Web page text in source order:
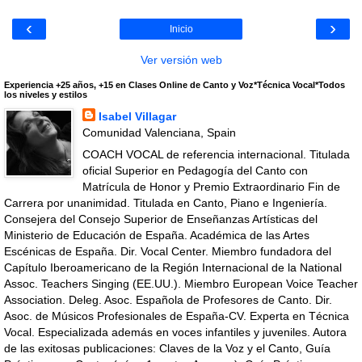
‹ ›
Inicio
Ver versión web
Experiencia +25 años, +15 en Clases Online de Canto y Voz*Técnica Vocal*Todos
los niveles y estilos
Isabel Villagar
Comunidad Valenciana, Spain
COACH VOCAL de referencia internacional. Titulada
oficial Superior en Pedagogía del Canto con
Matrícula de Honor y Premio Extraordinario Fin de
Carrera por unanimidad. Titulada en Canto, Piano e Ingeniería.
Consejera del Consejo Superior de Enseñanzas Artísticas del
Ministerio de Educación de España. Académica de las Artes
Escénicas de España. Dir. Vocal Center. Miembro fundadora del
Capítulo Iberoamericano de la Región Internacional de la National
Assoc. Teachers Singing (EE.UU.). Miembro European Voice Teacher
Association. Deleg. Asoc. Española de Profesores de Canto. Dir.
Asoc. de Músicos Profesionales de España-CV. Experta en Técnica
Vocal. Especializada además en voces infantiles y juveniles. Autora
de las exitosas publicaciones: Claves de la Voz y el Canto, Guía